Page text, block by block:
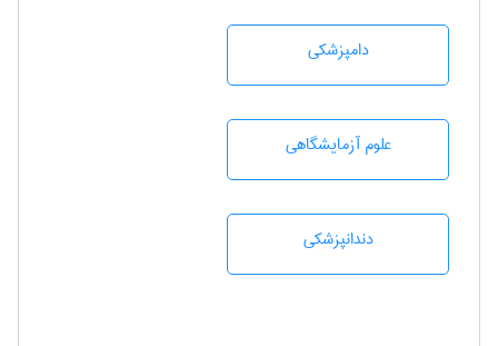
دامپزشكی
علوم آزمايشگاهی
دندانپزشكی